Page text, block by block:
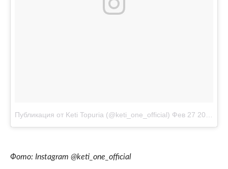
Публикация от Keti Topuria (@keti_one_official) Фев 27 2017 в 9:11 PST
Фото: Instagram @keti_one_official